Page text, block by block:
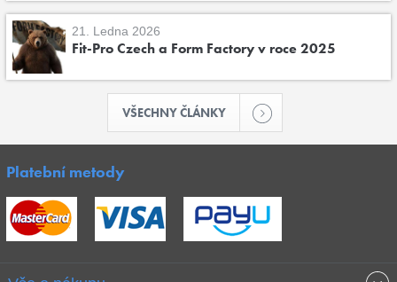
21. Ledna 2026
Fit-Pro Czech a Form Factory v roce 2025
VŠECHNY ČLÁNKY
Platební metody